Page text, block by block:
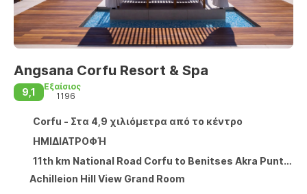
Angsana Corfu Resort & Spa
9,1
Εξαίσιος
1196
Corfu - Στα 4,9 χιλιόμετρα από το κέντρο
ΗΜΙΔΙΑΤΡΟΦΉ
11th km National Road Corfu to Benitses Akra Punta, Corfu 490 84
Achilleion Hill View Grand Room